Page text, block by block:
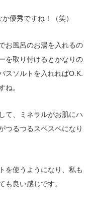
優秀ですね！（笑）
お風呂のお湯を入れるの
を取り付けるとかなりの
スソルトを入れればO.K.
ね。
て、ミネラルがお肌にハ
つるつるスベスベになり
を使うようになり、私も
も良い感じです。